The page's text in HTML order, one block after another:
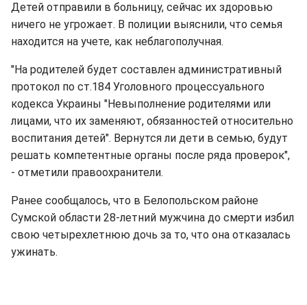
Детей отправили в больницу, сейчас их здоровью
ничего не угрожает. В полиции выяснили, что семья
находится на учете, как неблагополучная.
"На родителей будет составлен административный
протокол по ст.184 Уголовного процессуального
кодекса Украины "Невыполнение родителями или
лицами, что их заменяют, обязанностей относительно
воспитания детей". Вернутся ли дети в семью, будут
решать компетентные органы после ряда проверок",
- отметили правоохранители.
Ранее сообщалось, что в Белопольском районе
Сумской области 28-летний мужчина до смерти избил
свою четырехлетнюю дочь за то, что она отказалась
ужинать.